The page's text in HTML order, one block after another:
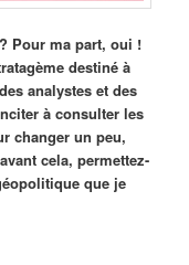
Pour ma part, oui !
destiné à
analystes et des
à consulter les
changer un peu,
cela, permettez-
que je